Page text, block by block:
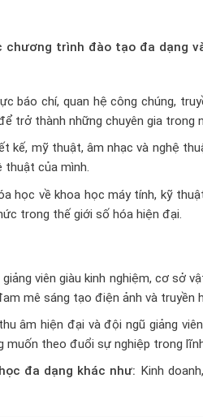
trình đào tạo đa dạng
báo chí, quan hệ công chúng,
trở thành những chuyên gia trong
kế, mỹ thuật, âm nhạc và nghệ
thuật của mình.
học về khoa học máy tính, kỹ
trong thế giới số hóa hiện đại.
viên giàu kinh nghiệm, cơ sở
mê sáng tạo điện ảnh và truyền
âm hiện đại và đội ngũ giảng
muốn theo đuổi sự nghiệp trong
đa dạng khác như: Kinh